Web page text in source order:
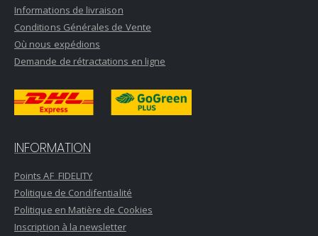
Informations de livraison
Conditions Générales de Vente
Où nous expédions
Demande de rétractations en ligne
INFORMATION
Points AF_FIDELITY
Politique de Condifentialité
Politique en Matière de Cookies
Inscription à la newsletter